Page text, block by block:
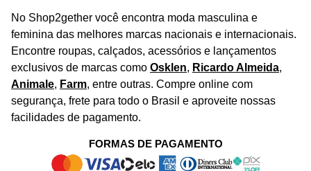
Saiu na Mídia
Sustentabilidade
Navegando
Termos e Condições
Regulamento e Promoções
Cupons
Wishlist
Troca Fácil
Restituição de Pagamento
Dúvidas Frequentes
Termos e Condições
Política de Privacidade
No Shop2gether você encontra moda masculina e
feminina das melhores marcas nacionais e internacionais.
Encontre roupas, calçados, acessórios e lançamentos
exclusivos de marcas como Osklen, Ricardo Almeida,
Animale, Farm, entre outras. Compre online com
segurança, frete para todo o Brasil e aproveite nossas
facilidades de pagamento.
FORMAS DE PAGAMENTO